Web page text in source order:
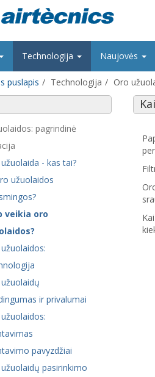
Technologija Naujovės
puslapis Technologija Oro
pagrindinė
- kas tai?
užuolaidos
veikia oro
ir privalumai
pavyzdžiai
pasirinkimo